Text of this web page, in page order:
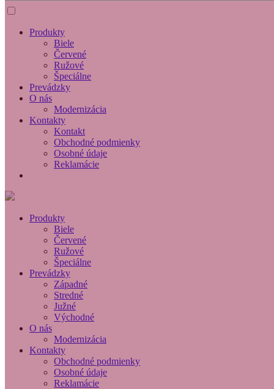
Produkty
Biele
Červené
Ružové
Špeciálne
Prevádzky
O nás
Modernizácia
Kontakty
Kontakt
Obchodné podmienky
Osobné údaje
Reklamácie
Produkty
Biele
Červené
Ružové
Špeciálne
Prevádzky
Západné
Stredné
Južné
Východné
O nás
Modernizácia
Kontakty
Obchodné podmienky
Osobné údaje
Reklamácie